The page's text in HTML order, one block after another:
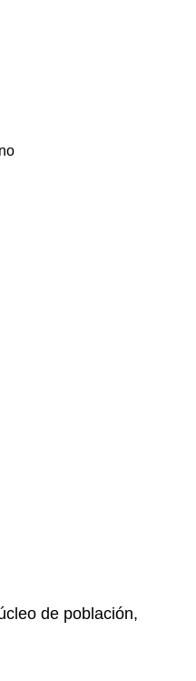
de población,